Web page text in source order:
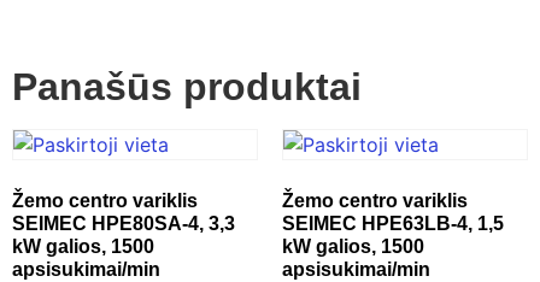
Panašūs produktai
Žemo centro variklis
SEIMEC HPE80SA-4, 3,3
kW galios, 1500
apsisukimai/min
Žemo centro variklis
SEIMEC HPE63LB-4, 1,5
kW galios, 1500
apsisukimai/min